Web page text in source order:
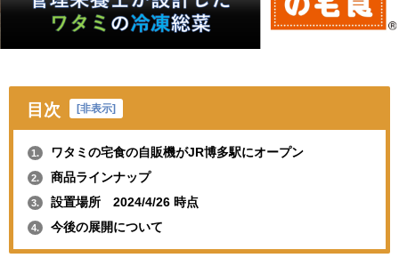
目次 [非表示]
1. ワタミの宅食の自販機がJR博多駅にオープン
2. 商品ラインナップ
3. 設置場所 2024/4/26 時点
4. 今後の展開について